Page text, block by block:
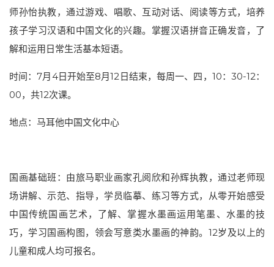
师孙怡执教，通过游戏、唱歌、互动对话、阅读等方式，培养
孩子学习汉语和中国文化的兴趣。掌握汉语拼音正确发音，了
解和运用日常生活基本短语。
时间：7月4日开始至8月12日结束，每周一、四，10：30-12：
00，共12次课。
地点：马耳他中国文化中心
国画基础班：由旅马职业画家孔阅欣和孙辉执教，通过老师现
场讲解、示范、指导，学员临摹、练习等方式，从零开始感受
中国传统国画艺术，了解、掌握水墨画运用笔墨、水墨的技
巧，学习国画构图，领会写意类水墨画的神韵。12岁及以上的
儿童和成人均可报名。